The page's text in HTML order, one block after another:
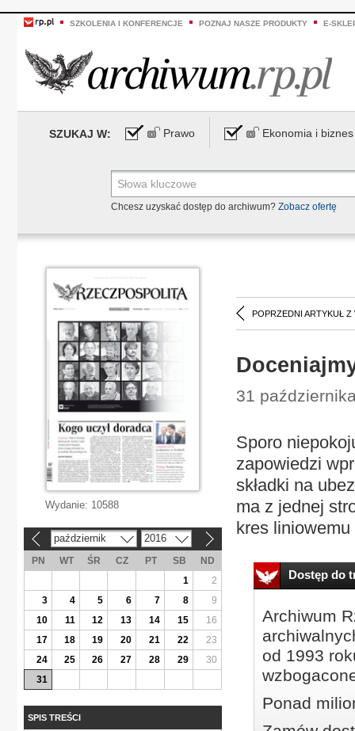
SZKOLENIA I KONFERENCJE POZNAJ NASZE PRODUKTY E-
SZUKAJ W: Prawo Ekonomia i biznes
Chcesz uzyskać dostęp do archiwum? Zobacz ofertę
POPRZEDNI ARTYKUŁ Z
31
Sporo
zapowiedzi
składki na
ma z jednej
kres liniowemu
Dostęp do
Archiwum
od 1993
Ponad
Wydanie: 10588
październik 2016
PN WT ŚR CZ PT SB
ND
1
2
3
4 5 6 7 8
9
10
11 12 13 14 15
16
17
18 19 20 21 22
23
24
25 26 27 28 29
30
31
SPIS TREŚCI